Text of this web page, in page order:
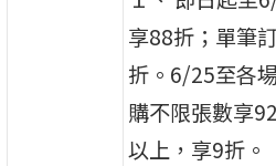
享88折；單筆
折。6/25至各
購不限張數享
以上，享9折。